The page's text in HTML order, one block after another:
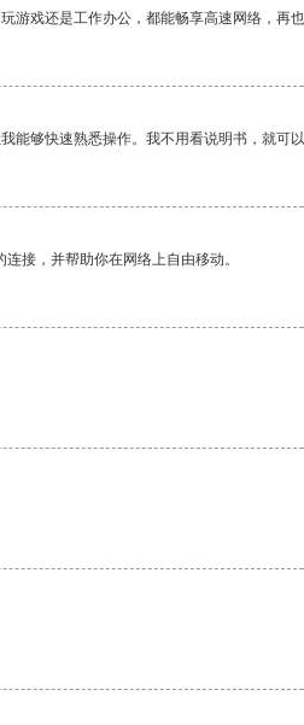
戏还是工作办公，都能畅享高速网络，再也
够快速熟悉操作。我不用看说明书，就可
接，并帮助你在网络上自由移动。